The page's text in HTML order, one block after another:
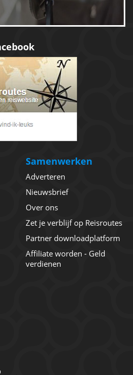
Samenwerken
Adverteren
Nieuwsbrief
Over ons
Zet je verblijf op Reisroutes
Partner downloadplatform
Affiliate worden - Geld
verdienen